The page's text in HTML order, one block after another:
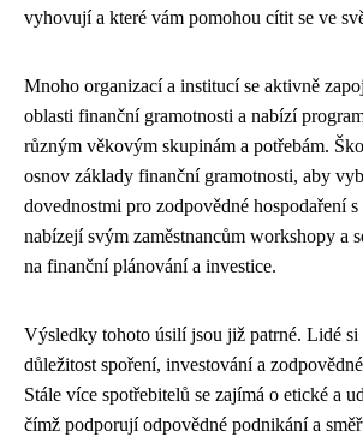
vyhovují a které vám pomohou cítit se ve
Mnoho organizací a institucí se aktivně
oblasti finanční gramotnosti a nabízí
různým věkovým skupinám a potřebám.
osnov základy finanční gramotnosti, aby
dovednostmi pro zodpovědné hospodaření
nabízejí svým zaměstnancům workshopy a
na finanční plánování a investice.
Výsledky tohoto úsilí jsou již patrné. Lidé
důležitost spoření, investování a
Stále více spotřebitelů se zajímá o etické a
čímž podporují odpovědné podnikání a